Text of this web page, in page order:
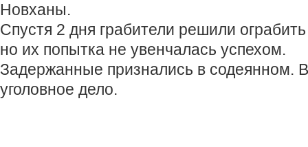
Новханы.
Спустя 2 дня грабители решили
но их попытка не увенчалась успехом.
Задержанные признались в содеянном.
уголовное дело.